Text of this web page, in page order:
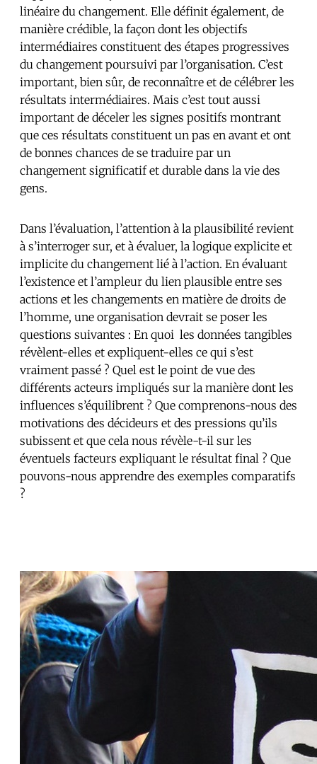
linéaire du changement. Elle définit également, de
manière crédible, la façon dont les objectifs
intermédiaires constituent des étapes progressives
du changement poursuivi par l’organisation. C’est
important, bien sûr, de reconnaître et de célébrer les
résultats intermédiaires. Mais c’est tout aussi
important de déceler les signes positifs montrant
que ces résultats constituent un pas en avant et ont
de bonnes chances de se traduire par un
changement significatif et durable dans la vie des
gens.
Dans l’évaluation, l’attention à la plausibilité revient
à s’interroger sur, et à évaluer, la logique explicite et
implicite du changement lié à l’action. En évaluant
l’existence et l’ampleur du lien plausible entre ses
actions et les changements en matière de droits de
l’homme, une organisation devrait se poser les
questions suivantes : En quoi les données tangibles
révèlent-elles et expliquent-elles ce qui s’est
vraiment passé ? Quel est le point de vue des
différents acteurs impliqués sur la manière dont les
influences s’équilibrent ? Que comprenons-nous des
motivations des décideurs et des pressions qu’ils
subissent et que cela nous révèle-t-il sur les
éventuels facteurs expliquant le résultat final ? Que
pouvons-nous apprendre des exemples comparatifs
?